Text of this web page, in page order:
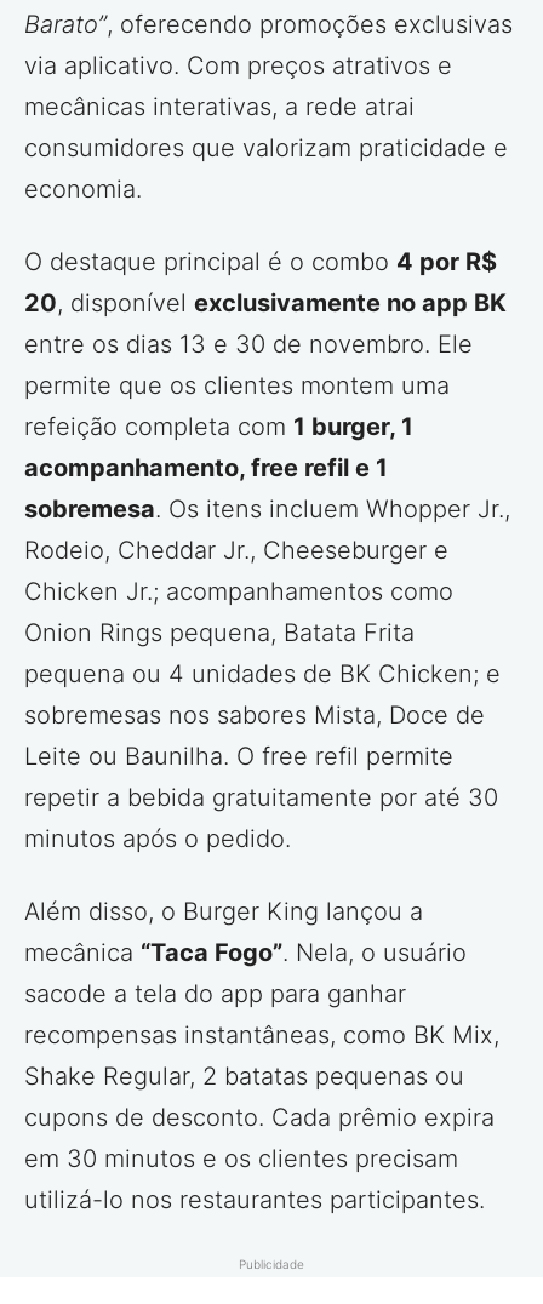
Barato”, oferecendo promoções exclusivas
via aplicativo. Com preços atrativos e
mecânicas interativas, a rede atrai
consumidores que valorizam praticidade e
economia.
O destaque principal é o combo 4 por R$
20, disponível exclusivamente no app BK
entre os dias 13 e 30 de novembro. Ele
permite que os clientes montem uma
refeição completa com 1 burger, 1
acompanhamento, free refil e 1
sobremesa. Os itens incluem Whopper Jr.,
Rodeio, Cheddar Jr., Cheeseburger e
Chicken Jr.; acompanhamentos como
Onion Rings pequena, Batata Frita
pequena ou 4 unidades de BK Chicken; e
sobremesas nos sabores Mista, Doce de
Leite ou Baunilha. O free refil permite
repetir a bebida gratuitamente por até 30
minutos após o pedido.
Além disso, o Burger King lançou a
mecânica “Taca Fogo”. Nela, o usuário
sacode a tela do app para ganhar
recompensas instantâneas, como BK Mix,
Shake Regular, 2 batatas pequenas ou
cupons de desconto. Cada prêmio expira
em 30 minutos e os clientes precisam
utilizá-lo nos restaurantes participantes.
Publicidade